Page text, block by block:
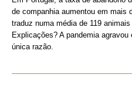
de companhia aumentou em mais
traduz numa média de 119
Explicações? A pandemia
única razão.